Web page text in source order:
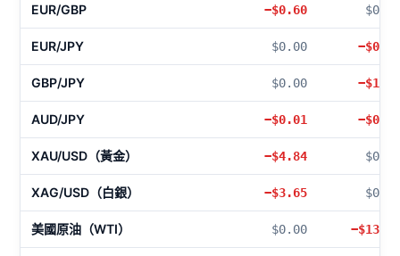
EUR/GBP −$0.60 $0.00
EUR/JPY $0.00 −$0.63
GBP/JPY $0.00 −$1.20
AUD/JPY −$0.01 −$0.14
XAU/USD（黃金） −$4.84 $0.00
XAG/USD（白銀） −$3.65 $0.00
美國原油（WTI） $0.00 −$13.48